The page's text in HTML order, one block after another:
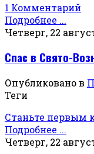
1 Комментарий
Подробнее ...
Четверг, 22
Спас в Свято-
Опубликовано в
Теги
Станьте первым
Подробнее ...
Четверг, 22